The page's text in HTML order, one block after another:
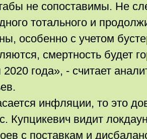
не сопоставимы. Не
тотального и
особенно с учетом
смертность будет
2020 года», - считает
инфляции, то это
Купцикевич видит
с поставкам и